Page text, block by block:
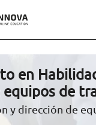
(gratuito en España)
en
equipos de
y dirección de